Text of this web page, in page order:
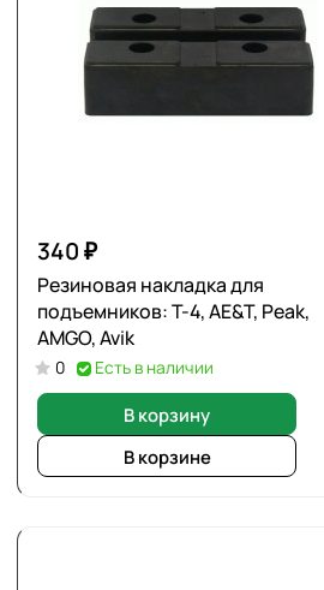
340 ₽
Резиновая накладка для
подъемников: Т-4, AE&T, Peak,
AMGO, Avik
0 Есть в наличии
В корзину
В корзине